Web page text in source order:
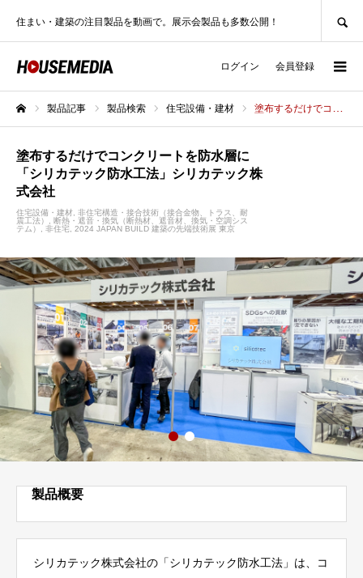
住まい・建築の注目製品を動画で。展示会製品も多数公開！
ログイン 会員登録
製品記事 製品検索 住宅設備・建材 塗布するだけでコンクリートを防水層に「シリカテック防水工法」シリカテック株式会社
塗布するだけでコンクリートを防水層に
「シリカテック防水工法」シリカテック株
式会社
住宅設備・建材 非住宅構造・接合技術（接合金物、トラス、耐
震工法）
断熱・遮音・換気（断熱材、遮音材、換気・空調シス
テム）
非住宅 2024 JAPAN BUILD 建築の先端技術展 東京
製品概要
シリカテック株式会社の「シリカテック防水工法」は、コ